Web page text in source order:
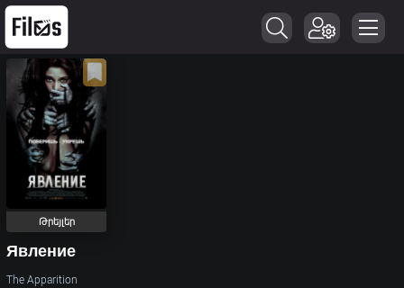
Թրեյլեր
Явление
The Apparition